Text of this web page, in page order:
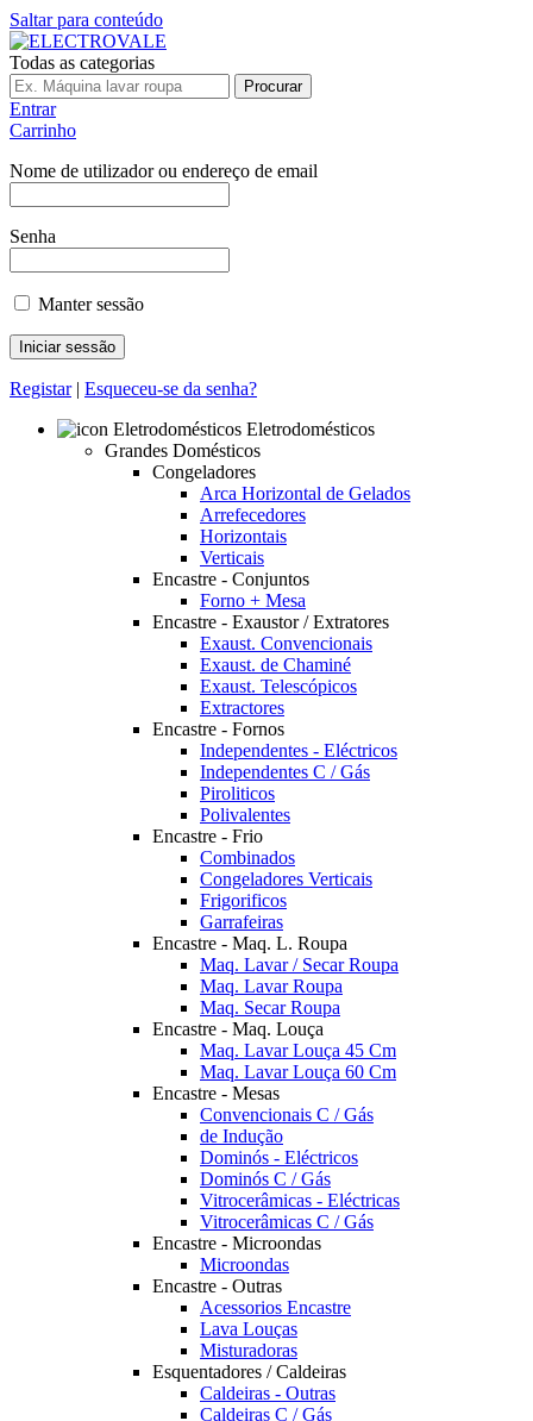
Saltar para conteúdo
Todas as categorias
Procurar
Entrar
Carrinho
Nome de utilizador ou endereço de email
Senha
Manter sessão
Registar| Esqueceu-se da senha?
Eletrodomésticos
Grandes Domésticos
Congeladores
Arca Horizontal de Gelados
Arrefecedores
Horizontais
Verticais
Encastre - Conjuntos
Forno + Mesa
Encastre - Exaustor / Extratores
Exaust. Convencionais
Exaust. de Chaminé
Exaust. Telescópicos
Extractores
Encastre - Fornos
Independentes - Eléctricos
Independentes C / Gás
Piroliticos
Polivalentes
Encastre - Frio
Combinados
Congeladores Verticais
Frigorificos
Garrafeiras
Encastre - Maq. L. Roupa
Maq. Lavar / Secar Roupa
Maq. Lavar Roupa
Maq. Secar Roupa
Encastre - Maq. Louça
Maq. Lavar Louça 45 Cm
Maq. Lavar Louça 60 Cm
Encastre - Mesas
Convencionais C / Gás
de Indução
Dominós - Eléctricos
Dominós C / Gás
Vitrocerâmicas - Eléctricas
Vitrocerâmicas C / Gás
Encastre - Microondas
Microondas
Encastre - Outras
Acessorios Encastre
Lava Louças
Misturadoras
Esquentadores / Caldeiras
Caldeiras - Outras
Caldeiras C / Gás